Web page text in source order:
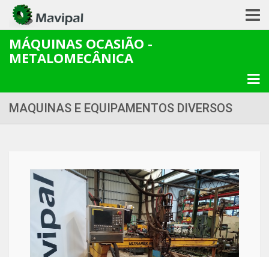
MÁQUINAS OCASIÃO -
METALOMECÂNICA
MAQUINAS E EQUIPAMENTOS DIVERSOS